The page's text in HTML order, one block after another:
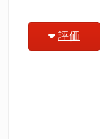
評価